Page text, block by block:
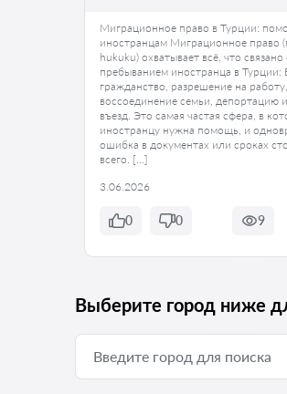
Миграционное право в Турции:
иностранцам Миграционное право
hukuku) охватывает всё, что
пребыванием иностранца в
гражданство, разрешение на работу,
воссоединение семьи, депортацию
въезд. Это самая частая сфера, в
иностранцу нужна помощь, и
ошибка в документах или сроках
всего. […]
3.06.2026
0 0 9
Выберите город ниже